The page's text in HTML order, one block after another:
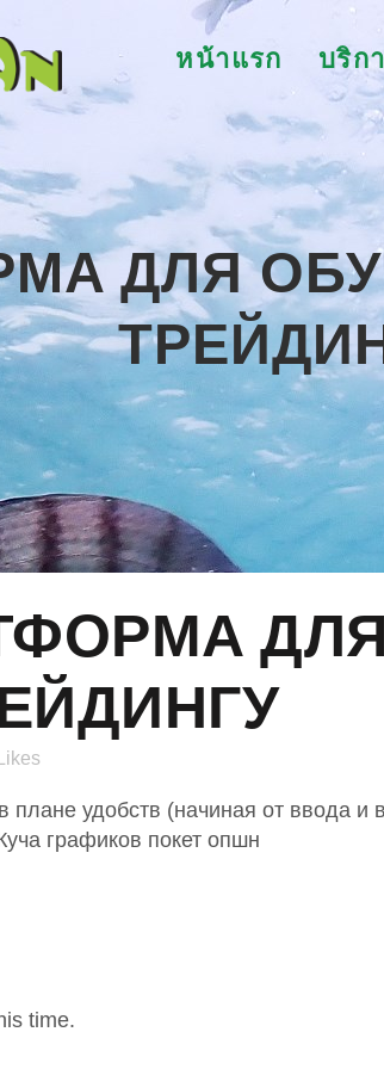
หน้าแรก บริก
ДЛЯ
Likes
удобств (начиная от ввода и
графиков покет опшн
time.